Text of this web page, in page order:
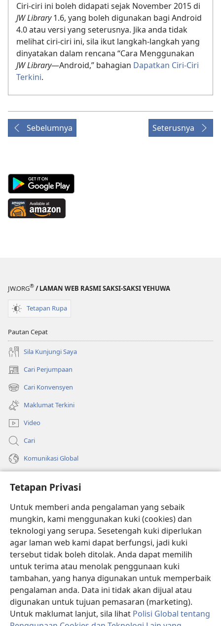
Tetapan Privasi
Untuk memberi anda pengalaman yang sebaik
mungkin, kami menggunakan kuki (cookies) dan
teknologi yang serupa. Sesetengah kuki diperlukan
agar laman web kami dapat berfungsi, jadi kuki
tersebut tidak boleh ditolak. Anda dapat memilih
untuk terima atau menolak penggunaan kuki
tambahan, yang hanya digunakan untuk memperbaik
pengalaman anda. Data ini tidak akan dijual atau
digunakan untuk tujuan pemasaran (marketing).
Untuk maklumat lanjut, sila lihat Polisi Global tentang
Ciri-ciri ini boleh didapati sejak November 2015 di
JW Library1.6, yang boleh digunakan bagi Android
4.0 atau versi yang seterusnya. Jika anda tidak
melihat ciri-ciri ini, sila ikut langkah-langkah yang
dinyatakan dalam rencana “Cara Menggunakan
JW Library​—Android,” bahagian Dapatkan Ciri-Ciri
Terkini.
Sebelumnya Seterusnya
Android
App
on
Google
Available
at
JW.ORG® / LAMAN WEB RASMI SAKSI-SAKSI YEHUWA
Tetapan Rupa
Pautan Cepat
Sila Kunjungi Saya
Cari Perjumpaan
(membuka
tetingkap
baharu)
Cari Konvensyen
(membuka
tetingkap
baharu)
Maklumat Terkini
Video
Cari
Komunikasi Global
(membuka
tetingkap
baharu)PERPUSTAKAAN DALAM TALIAN Watchtower
(membuka
tetingkap
baharu)JW Hub ®
(membuka
tetingkap
baharu)
®
Watchtower Library®